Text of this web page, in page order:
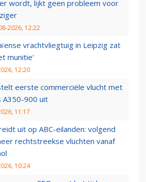
wordt, lijkt geen probleem voor
2026, 12:22
vrachtvliegtuig in Leipzig zat
munitie'
12:20
eerste commerciële vlucht met
A350-900 uit
11:17
uit op ABC-eilanden: volgend
rechtstreekse vluchten vanaf
10:24